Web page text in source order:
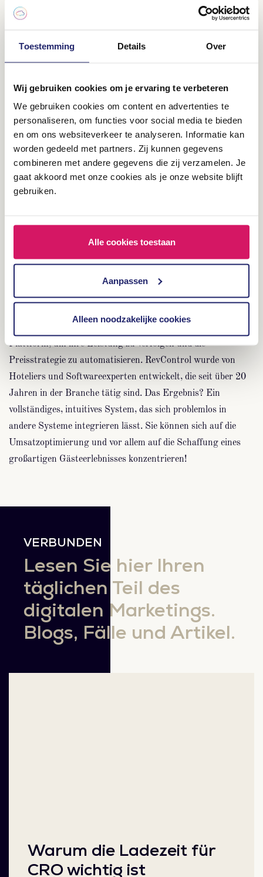
Toestemming Details Over
Wij gebruiken cookies om je ervaring te verbeteren
We gebruiken cookies om content en advertenties te
personaliseren, om functies voor social media te bieden
en om ons websiteverkeer te analyseren. Informatie kan
worden gedeeld met partners. Zij kunnen gegevens
combineren met andere gegevens die zij verzamelen. Je
gaat akkoord met onze cookies als je onze website blijft
gebruiken.
Alle cookies toestaan
Aanpassen
Alleen noodzakelijke cookies
einen längeren Zeitraum von einer höheren Preisdynamik.
Kostenloser und
unverbindlicher
Markenscan
Effecty
Wollen auch Sie das Maximum aus der dynamischen
Preisgestaltung herausholen? In diesem Fall kann Effecty
einen Marken- und Konzeptscan durchführen, ohne dass Sie
sich zu irgendetwas verpflichten müssen. Dieser Scan wird
Plattform, um ihre Leistung zu verfolgen und die
Preisstrategie zu automatisieren. RevControl wurde von
Hoteliers und Softwareexperten entwickelt, die seit über 20
Jahren in der Branche tätig sind. Das Ergebnis? Ein
vollständiges, intuitives System, das sich problemlos in
andere Systeme integrieren lässt. Sie können sich auf die
Umsatzoptimierung und vor allem auf die Schaffung eines
großartigen Gästeerlebnisses konzentrieren!
VERBUNDEN
Lesen Sie hier Ihren
täglichen Teil des
digitalen Marketings.
Blogs, Fälle und Artikel.
Warum die Ladezeit für
CRO wichtig ist